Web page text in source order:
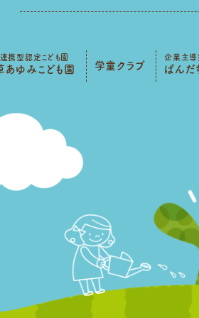
携型認定こども園
あゆみこども園 学童クラブ
企業主導
ぱんだ